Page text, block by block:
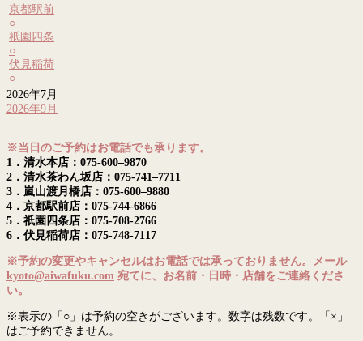
京都駅前
○
祇園四条
○
伏見稲荷
○
2026年7月
2026年9月
※当日のご予約はお電話でも承ります。
1．清水本店：075-600–9870
2．清水茶わん坂店：075-741–7711
3．嵐山渡月橋店：075-600–9880
4．京都駅前店：075-744-6866
5．祇園四条店：075-708-2766
6．伏見稲荷店：075-748-7117
※予約の変更やキャンセルはお電話では承っておりません。メール
kyoto@aiwafuku.com 宛てに、お名前・日時・店舗をご連絡くださ
い。
※表示の「○」は予約の空きがございます。数字は残数です。「×」
はご予約できません。